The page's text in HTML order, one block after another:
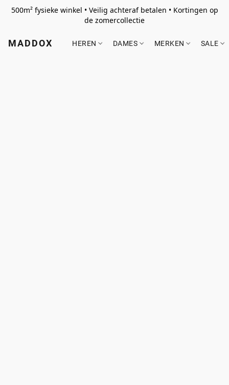
500m² fysieke winkel • Veilig achteraf betalen • Kortingen op
de zomercollectie
MADDOX HEREN DAMES MERKEN SALE